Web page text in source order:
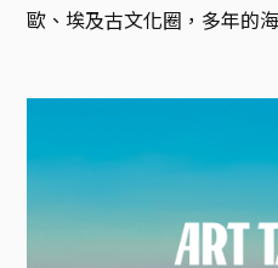
歐、埃及古文化圈，多年的